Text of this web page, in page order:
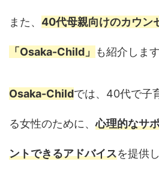
また、 40代母親向けのカウン
「Osaka-Child」 も紹介します
Osaka-Childでは、40代で子
る女性のために、心理的なサ
ントできるアドバイスを提供